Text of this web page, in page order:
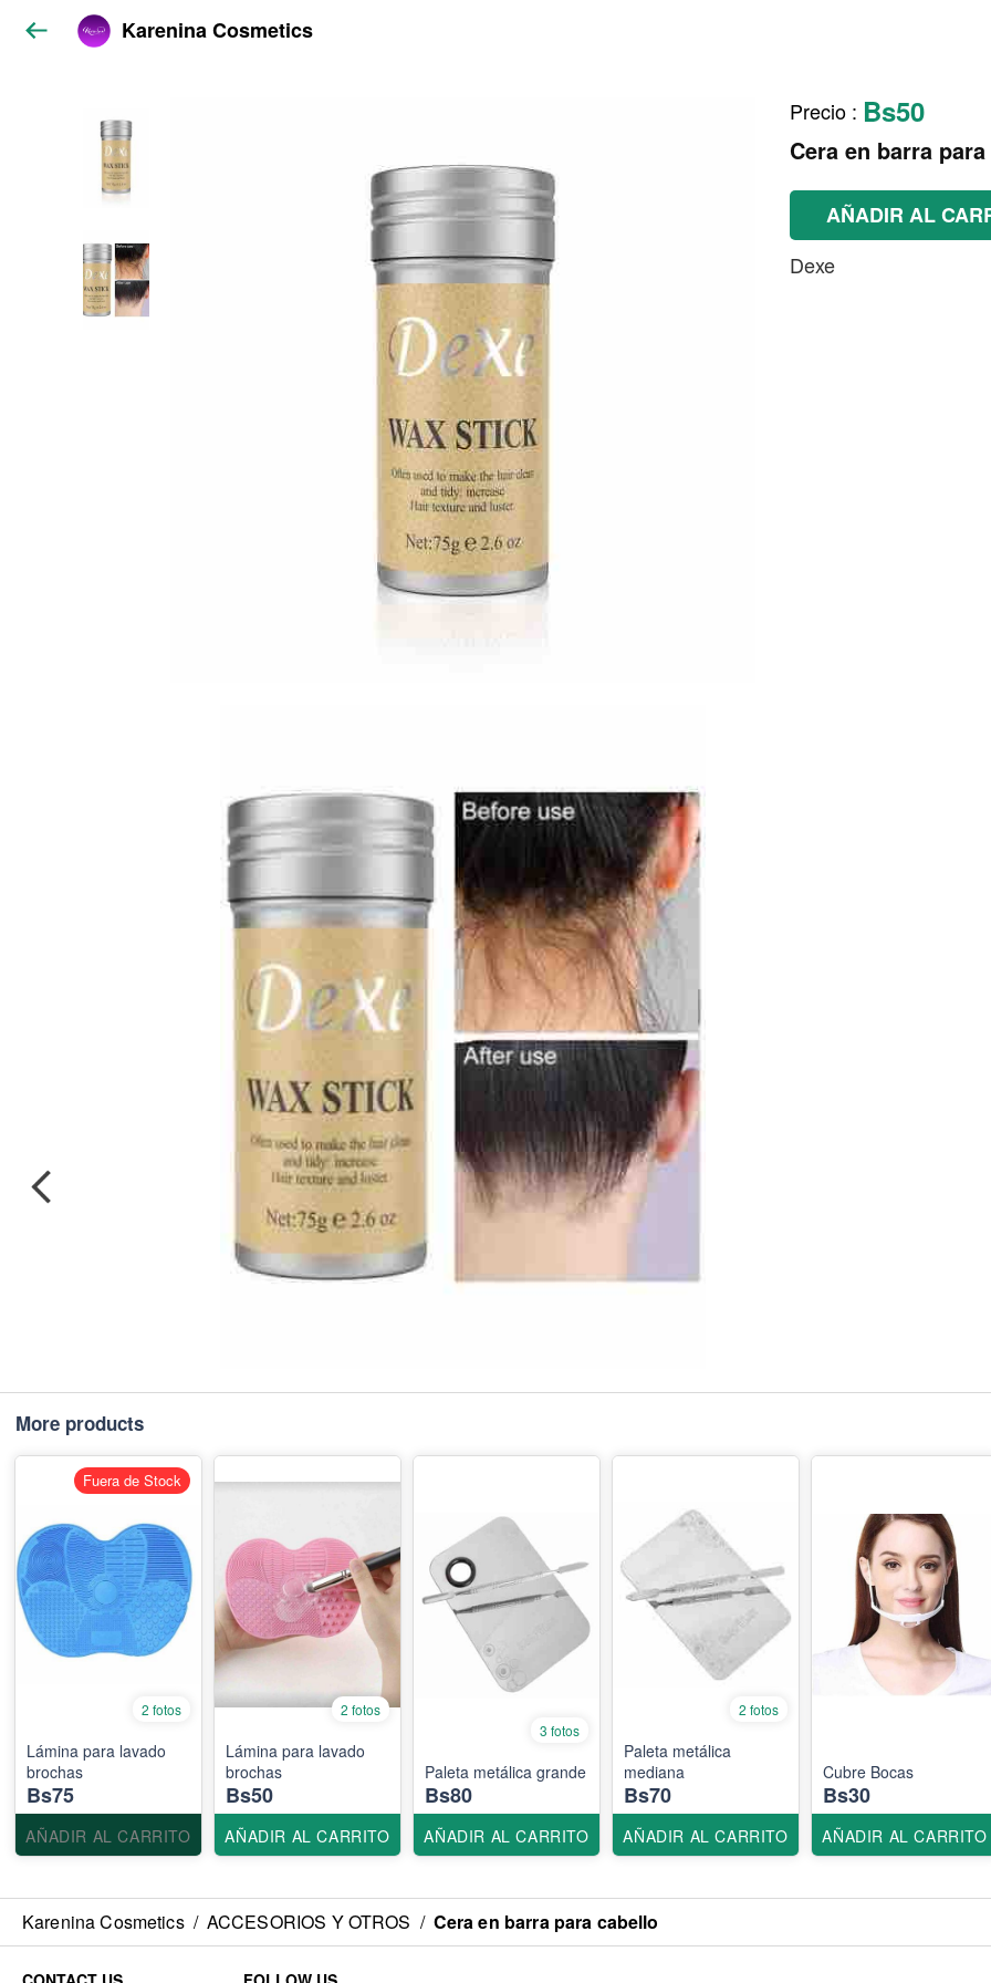
Karenina Cosmetics
Precio : Bs50
Cera en barra
AÑADIR AL
Dexe
More products
2 fotos
Lámina para lavado
brochas
Bs75
AÑADIR AL CARRITO
Fuera de Stock
2 fotos
Lámina para lavado
brochas
Bs50
AÑADIR AL CARRITO
3 fotos
Paleta metálica grande
Bs80
AÑADIR AL CARRITO
2 fotos
Paleta metálica
mediana
Bs70
AÑADIR AL CARRITO
Cubre Bocas
Bs30
AÑADIR AL CARRITO
Karenina Cosmetics / ACCESORIOS Y OTROS / Cera en barra para cabello